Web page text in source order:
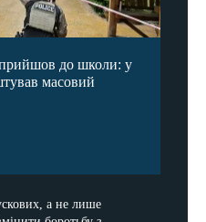
до школи: у
масовий
а не лише